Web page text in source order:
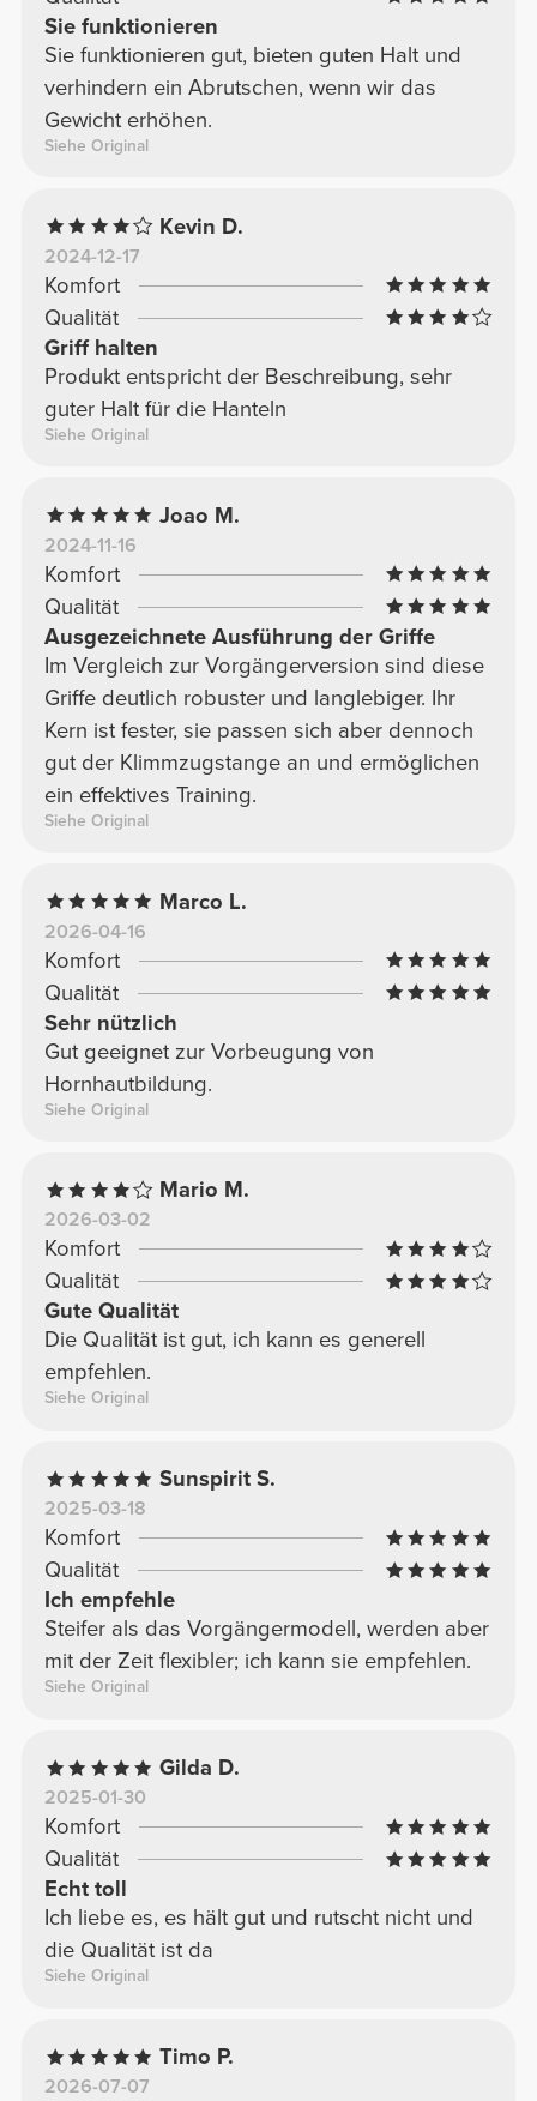
Sie funktionieren
Sie funktionieren gut, bieten guten Halt und
verhindern ein Abrutschen, wenn wir das
Gewicht erhöhen.
Siehe Original
Kevin D.
2024-12-17
Komfort
Qualität
Griff halten
Produkt entspricht der Beschreibung, sehr
guter Halt für die Hanteln
Siehe Original
Joao M.
2024-11-16
Komfort
Qualität
Ausgezeichnete Ausführung der Griffe
Im Vergleich zur Vorgängerversion sind diese
Griffe deutlich robuster und langlebiger. Ihr
Kern ist fester, sie passen sich aber dennoch
gut der Klimmzugstange an und ermöglichen
ein effektives Training.
Siehe Original
Marco L.
2026-04-16
Komfort
Qualität
Sehr nützlich
Gut geeignet zur Vorbeugung von
Hornhautbildung.
Siehe Original
Mario M.
2026-03-02
Komfort
Qualität
Gute Qualität
Die Qualität ist gut, ich kann es generell
empfehlen.
Siehe Original
Sunspirit S.
2025-03-18
Komfort
Qualität
Ich empfehle
Steifer als das Vorgängermodell, werden aber
mit der Zeit flexibler; ich kann sie empfehlen.
Siehe Original
Gilda D.
2025-01-30
Komfort
Qualität
Echt toll
Ich liebe es, es hält gut und rutscht nicht und
die Qualität ist da
Siehe Original
Timo P.
2026-07-07